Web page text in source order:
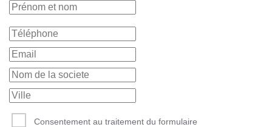
Consentement au traitement du formulaire